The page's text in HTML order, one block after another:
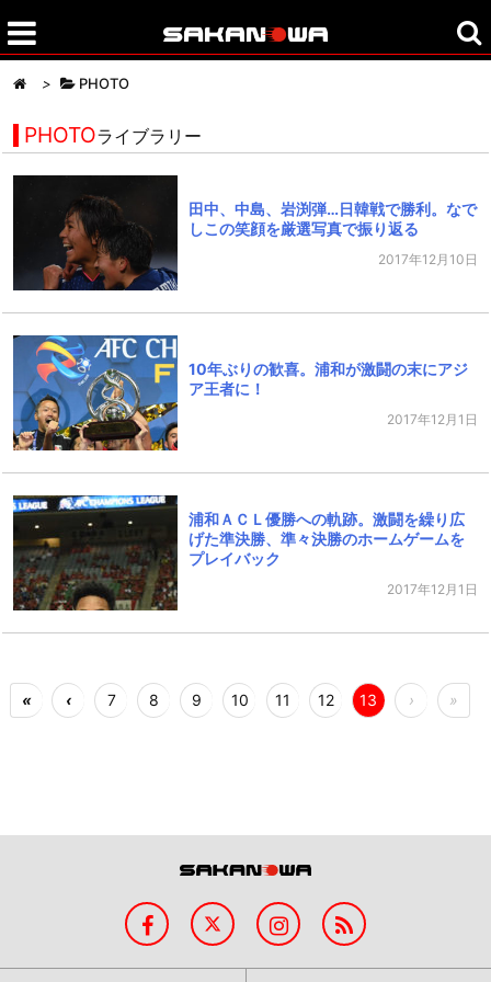
> PHOTO
PHOTOライブラリー
田中、中島、岩渕弾…日韓戦で勝利。なで
しこの笑顔を厳選写真で振り返る
2017年12月10日
10年ぶりの歓喜。浦和が激闘の末にアジ
ア王者に！
2017年12月1日
浦和ＡＣＬ優勝への軌跡。激闘を繰り広
げた準決勝、準々決勝のホームゲームを
プレイバック
2017年12月1日
« ‹ 7 8 9 10 11 12 13 › »